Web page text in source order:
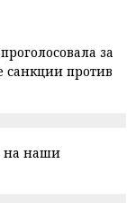
за
санкции против
на наши